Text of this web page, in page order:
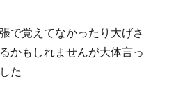
で覚えてなかったり大げさ
かもしれませんが大体言っ
た